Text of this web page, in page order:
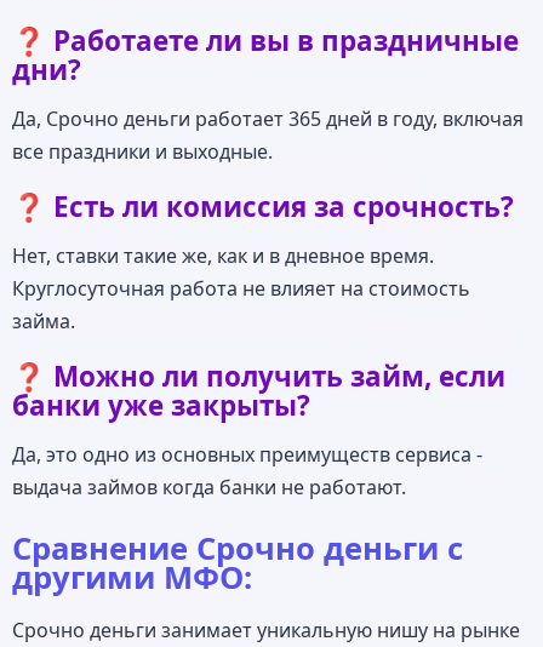
❓ Работаете ли вы в праздничные
дни?
Да, Срочно деньги работает 365 дней в году, включая
все праздники и выходные.
❓ Есть ли комиссия за срочность?
Нет, ставки такие же, как и в дневное время.
Круглосуточная работа не влияет на стоимость
займа.
❓ Можно ли получить займ, если
банки уже закрыты?
Да, это одно из основных преимуществ сервиса -
выдача займов когда банки не работают.
Сравнение Срочно деньги с
другими МФО:
Срочно деньги занимает уникальную нишу на рынке